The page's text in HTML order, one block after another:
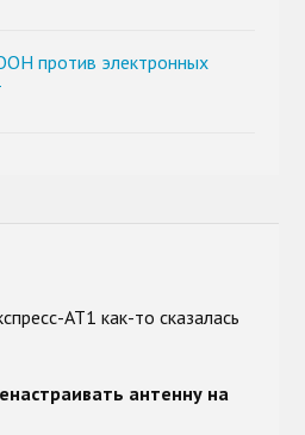
против электронных
АТ1 как-то сказалась
антенну на